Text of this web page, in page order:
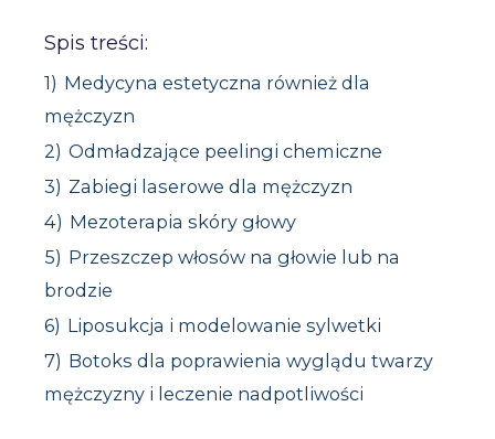
Spis treści:
1) Medycyna estetyczna również dla
mężczyzn
2) Odmładzające peelingi chemiczne
3) Zabiegi laserowe dla mężczyzn
4) Mezoterapia skóry głowy
5) Przeszczep włosów na głowie lub na
brodzie
6) Liposukcja i modelowanie sylwetki
7) Botoks dla poprawienia wyglądu twarzy
mężczyzny i leczenie nadpotliwości